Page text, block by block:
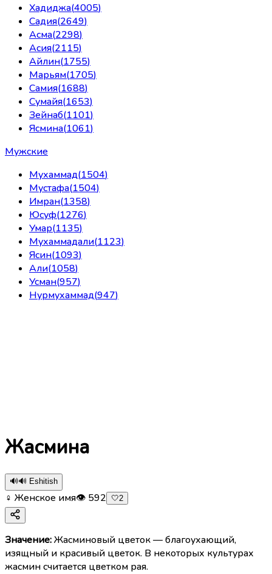
Хадиджа(4005)
Садия(2649)
Асма(2298)
Асия(2115)
Айлин(1755)
Марьям(1705)
Самия(1688)
Сумайя(1653)
Зейнаб(1101)
Ясмина(1061)
Мужские
Мухаммад(1504)
Мустафа(1504)
Имран(1358)
Юсуф(1276)
Умар(1135)
Мухаммадали(1123)
Ясин(1093)
Али(1058)
Усман(957)
Нурмухаммад(947)
Жасмина
🔊🔊 Eshitish
♀ Женское имя👁 592 🤍2
Значение:Жасминовый цветок — благоухающий,
изящный и красивый цветок. В некоторых культурах
жасмин считается цветком рая.